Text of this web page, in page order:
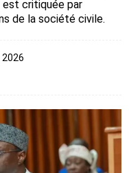
est critiquée par
de la société civile.
2026